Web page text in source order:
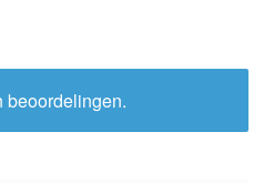
beoordelingen.